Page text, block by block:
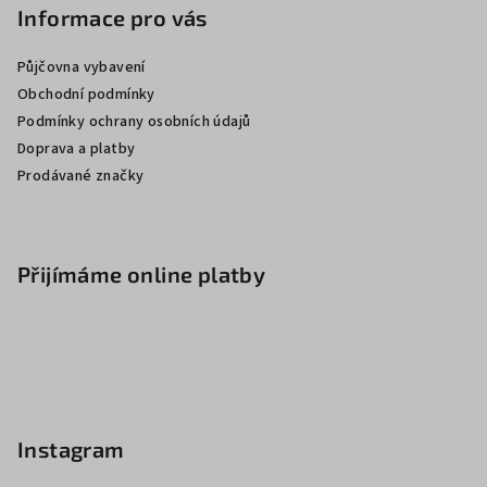
Informace pro vás
Půjčovna vybavení
Obchodní podmínky
Podmínky ochrany osobních údajů
Doprava a platby
Prodávané značky
Přijímáme online platby
Instagram